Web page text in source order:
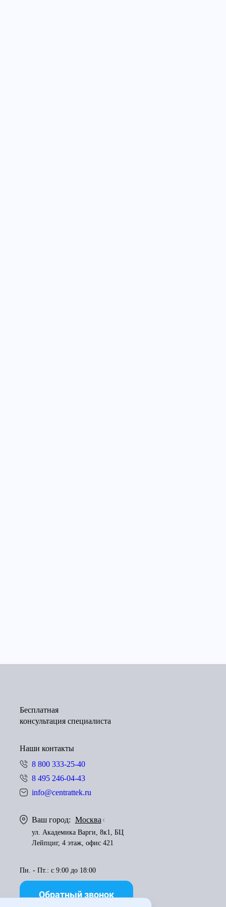
Бесплатная
консультация специалиста
Наши контакты
8 800 333-25-40
8 495 246-04-43
info@centrattek.ru
Ваш город: Москва
ул. Академика Варги, 8к1, БЦ
Лейпциг, 4 этаж, офис 421
Пн. - Пт.: с 9:00 до 18:00
Обратный звонок